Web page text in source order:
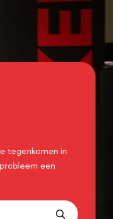
tegenkomen in
een